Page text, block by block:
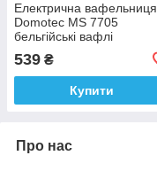
Електрична вафельниця
Domotec MS 7705
бельгійські вафлі
539 ₴
Купити
Про нас